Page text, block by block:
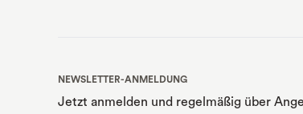
NEWSLETTER-ANMELDUNG
Jetzt anmelden und regelmäßig über